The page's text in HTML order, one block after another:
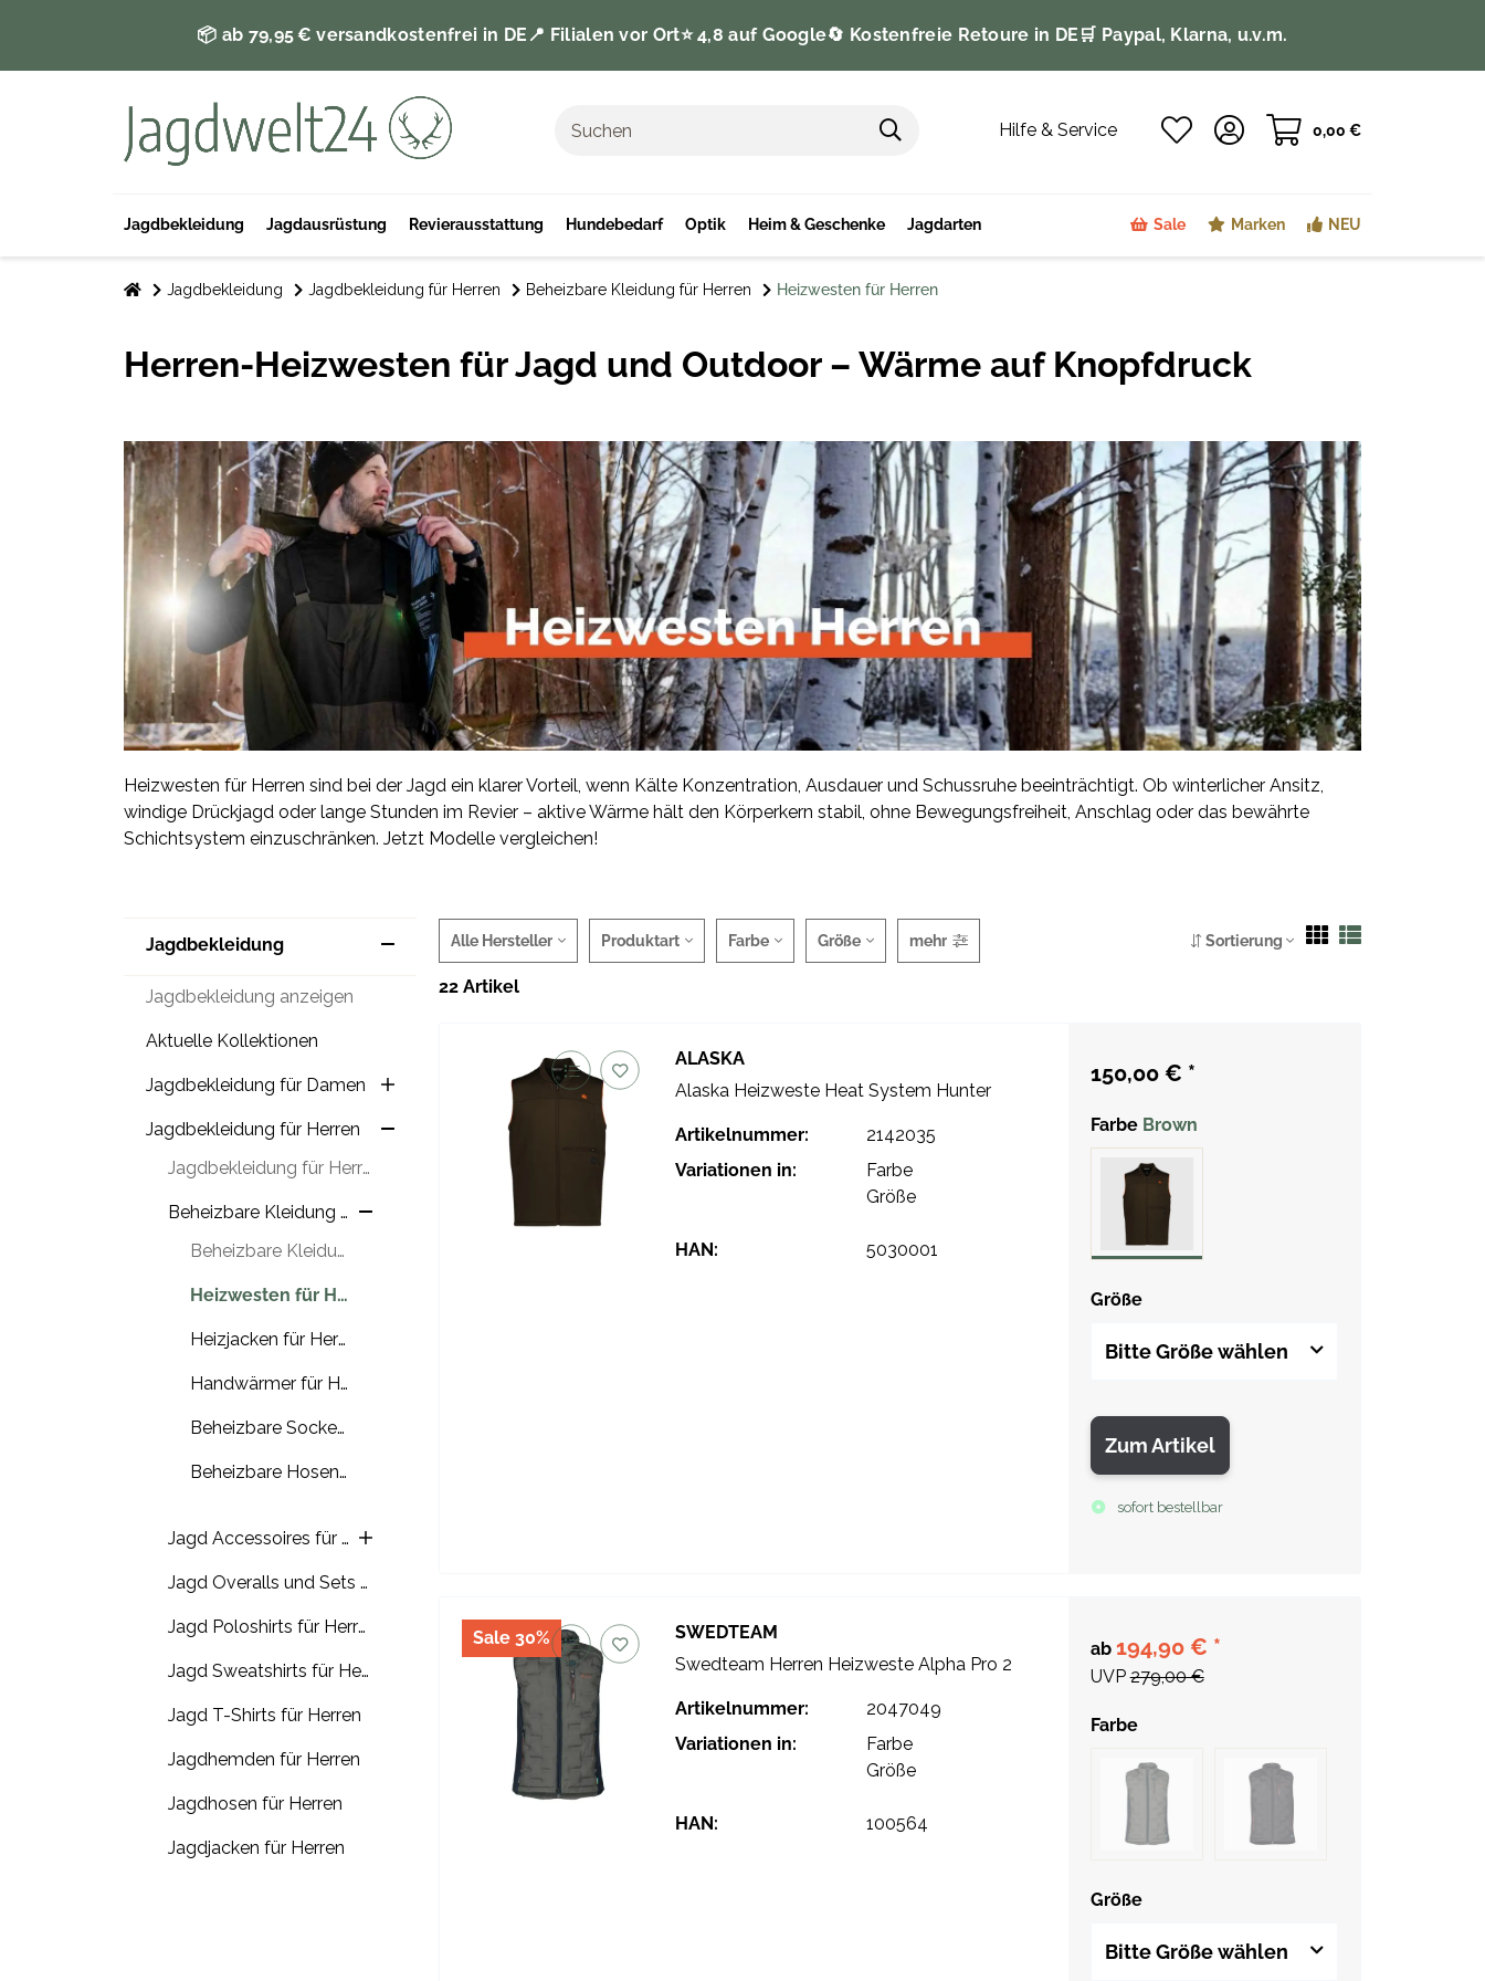
📦 ab 79,95 € versandkostenfrei in DE 📍 Filialen vor Ort⭐️ 4,8 auf Google🔄 Kostenfreie Retoure in DE 🛒 Paypal, Klarna, u.v.m.
Hilfe & Service 0,00 €
Jagdbekleidung Jagdausrüstung Revierausstattung Hundebedarf Optik Heim & Geschenke Jagdarten Sale Marken NEU
Jagdbekleidung Jagdbekleidung für Herren Beheizbare Kleidung für Herren Heizwesten für Herren
Herren-Heizwesten für Jagd und Outdoor – Wärme auf Knopfdruck
Heizwesten für Herren sind bei der Jagd ein klarer Vorteil, wenn Kälte Konzentration, Ausdauer und Schussruhe beeinträchtigt. Ob winterlicher Ansitz,
windige Drückjagd oder lange Stunden im Revier – aktive Wärme hält den Körperkern stabil, ohne Bewegungsfreiheit, Anschlag oder das bewährte
Schichtsystem einzuschränken. Jetzt Modelle vergleichen!
Jagdbekleidung
Jagdbekleidung anzeigen
Aktuelle Kollektionen
Jagdbekleidung für Damen
Jagdbekleidung für Herren
Jagdbekleidung für Herren anzeigen
Beheizbare Kleidung für Herren
Beheizbare Kleidung für Herren anzeigen
Heizwesten für Herren
Heizjacken für Herren
Handwärmer für Herren
Beheizbare Socken für Herren
Beheizbare Hosen für Herren
Jagd Accessoires für Herren
Jagd Overalls und Sets für Herren
Jagd Poloshirts für Herren
Jagd Sweatshirts für Herren
Jagd T-Shirts für Herren
Jagdhemden für Herren
Jagdhosen für Herren
Jagdjacken für Herren
Alle Hersteller Produktart Farbe Größe mehr Sortierung
22 Artikel
ALASKA
Alaska Heizweste Heat System Hunter
Artikelnummer:
2142035
Variationen in:
Farbe
Größe
HAN: 5030001
150,00 € *
Farbe Brown
Größe
Bitte Größe wählen
Zum Artikel
sofort bestellbar
Sale 30%
SWEDTEAM
Swedteam Herren Heizweste Alpha Pro 2
Artikelnummer:
2047049
Variationen in:
Farbe
Größe
HAN: 100564
ab 194,90 € *
UVP 279,00 €
Farbe
Größe
Bitte Größe wählen